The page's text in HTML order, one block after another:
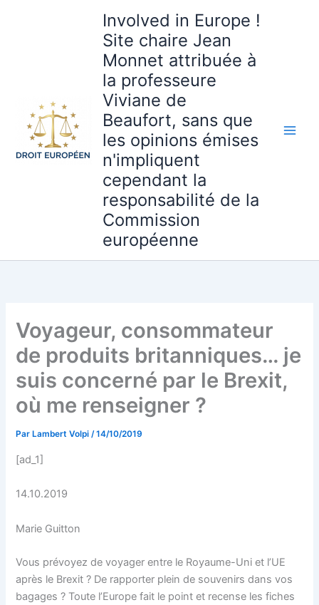
Involved in Europe !
Site chaire Jean
Monnet attribuée à
la professeure
Viviane de
Beaufort, sans que
les opinions émises
n'impliquent
cependant la
responsabilité de la
Commission
européenne
Voyageur, consommateur
de produits britanniques… je
suis concerné par le Brexit,
où me renseigner ?
Par Lambert Volpi/14/10/2019
[ad_1]
14.10.2019
Marie Guitton
Vous prévoyez de voyager entre le Royaume-Uni et l’UE
après le Brexit ? De rapporter plein de souvenirs dans vos
bagages ? Toute l’Europe fait le point et recense les fiches